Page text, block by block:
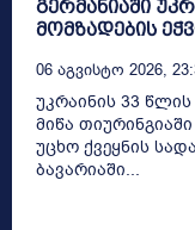
გერმანიაში
მომზადების
06 Აგვისტო 2026,
უკრაინის 33
მიწა
უცხო ქვეყნის
ბავარიაში...